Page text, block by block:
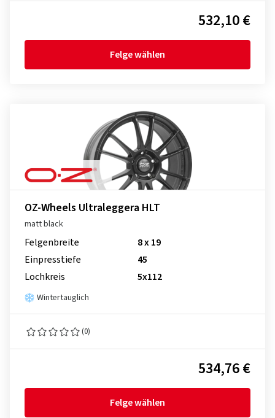
532,10 €
Felge wählen
OZ-Wheels Ultraleggera HLT
matt black
Felgenbreite
8 x 19
Einpresstiefe
45
Lochkreis
5x112
Wintertauglich
(0)
534,76 €
Felge wählen